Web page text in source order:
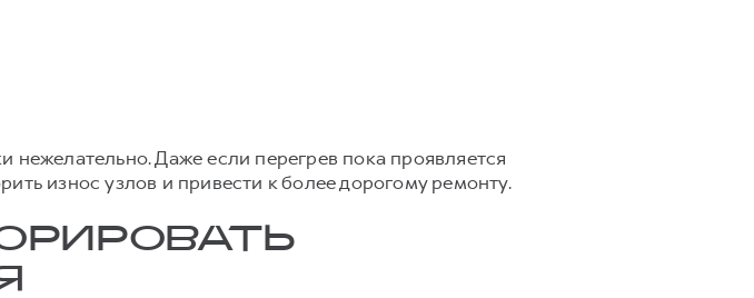
нежелательно. Даже если перегрев пока проявляется
износ узлов и привести к более дорогому ремонту.